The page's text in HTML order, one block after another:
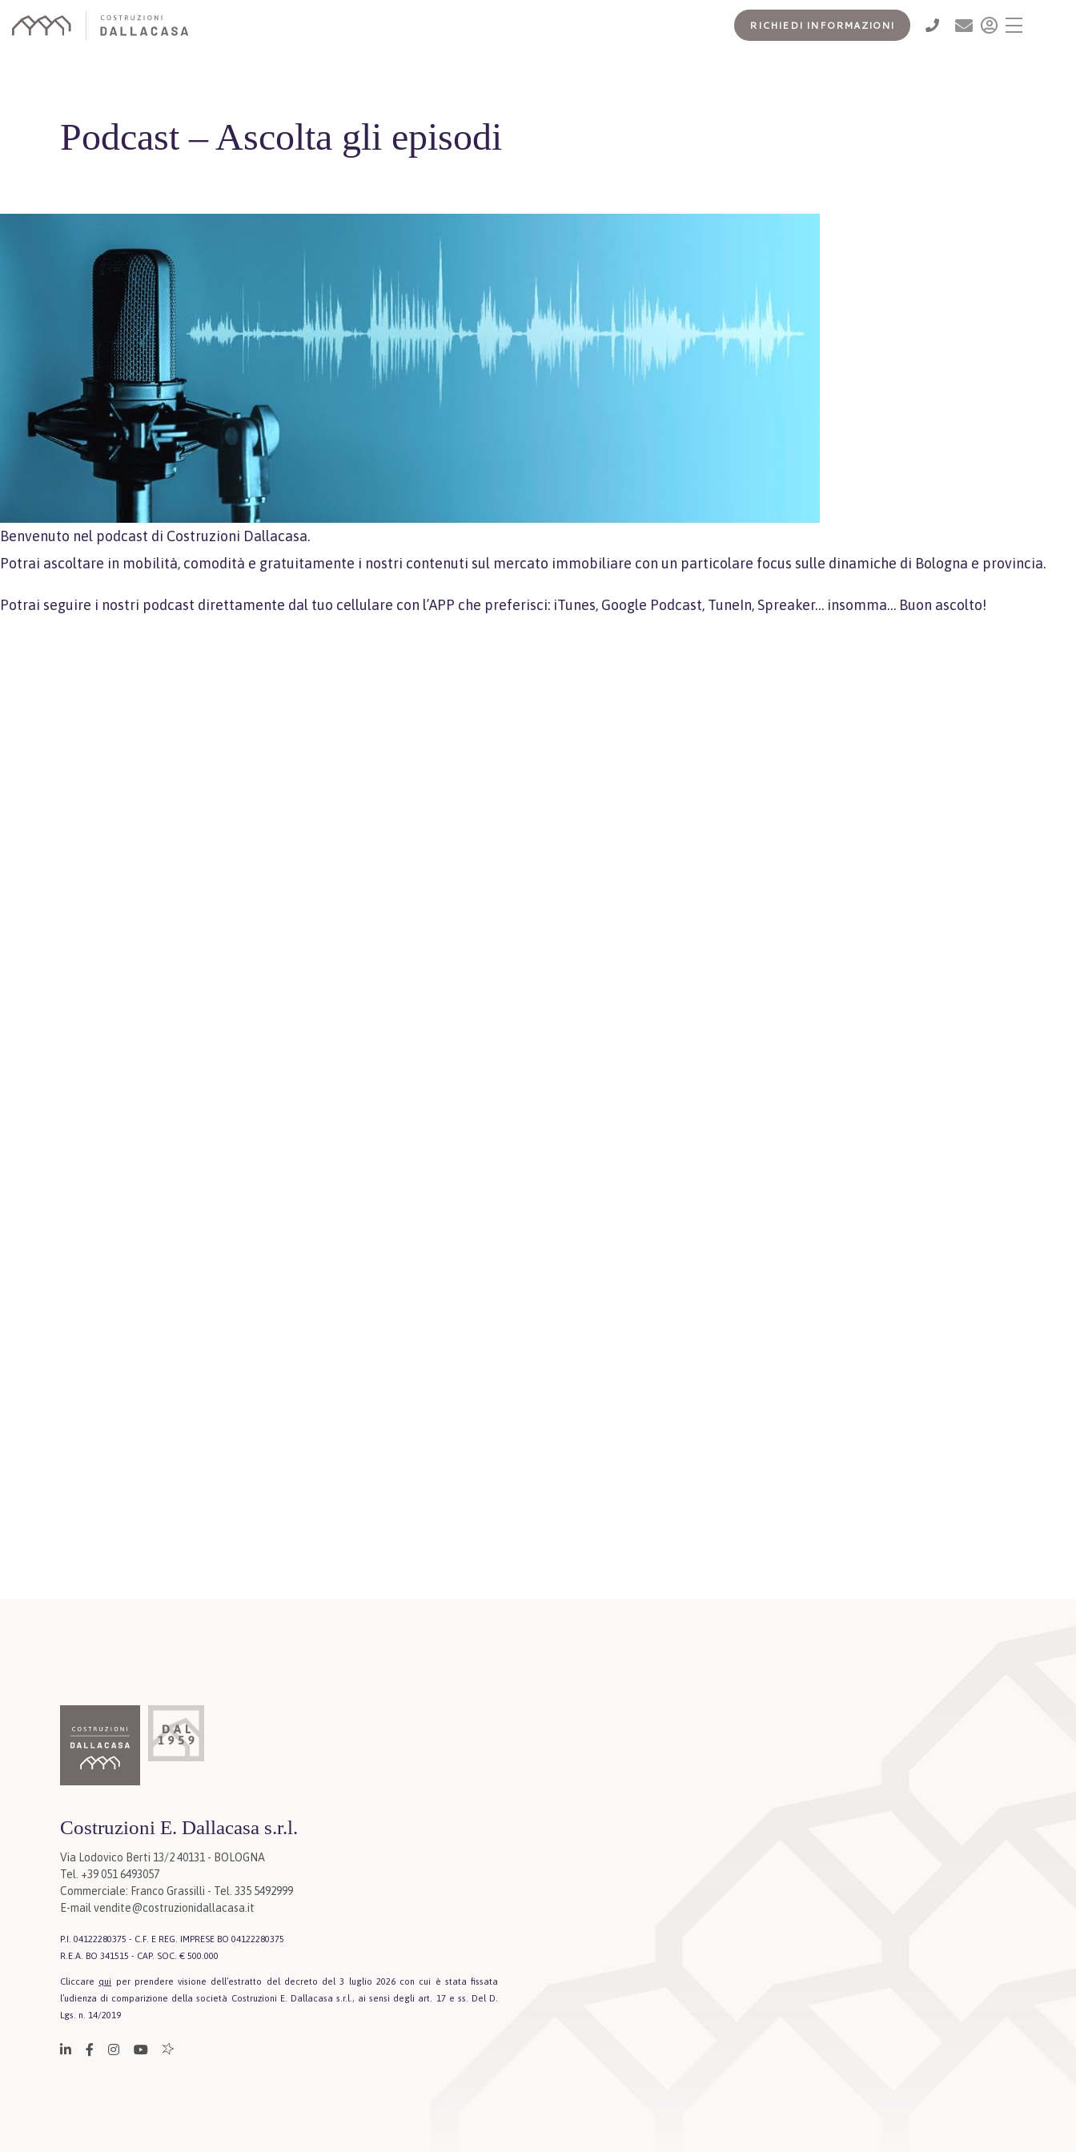
RICHIEDI INFORMAZIONI
Podcast – Ascolta gli episodi
Benvenuto nel podcast di Costruzioni Dallacasa.
Potrai ascoltare in mobilità, comodità e gratuitamente i nostri contenuti sul mercato immobiliare con un particolare focus sulle dinamiche di Bologna e provincia.
Potrai seguire i nostri podcast direttamente dal tuo cellulare con l’APP che preferisci: iTunes, Google Podcast, TuneIn, Spreaker… insomma… Buon ascolto!
Costruzioni E. Dallacasa s.r.l.
Via Lodovico Berti 13/2 40131 - BOLOGNA
Tel. +39 051 6493057
Commerciale: Franco Grassilli - Tel. 335 5492999
E-mail vendite@costruzionidallacasa.it
P.I. 04122280375 - C.F. E REG. IMPRESE BO 04122280375
R.E.A. BO 341515 - CAP. SOC. € 500.000
Cliccare qui
per prendere visione dell’estratto del decreto del 3 luglio 2026 con cui è stata fissata
l’udienza di comparizione della società Costruzioni E. Dallacasa s.r.l., ai sensi degli art. 17 e ss. Del D.
Lgs. n. 14/2019